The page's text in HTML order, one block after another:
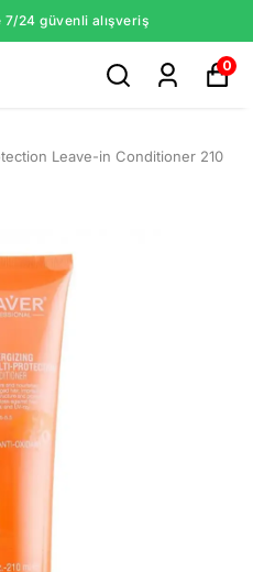
24 güvenli alışveriş
0
Leave-in Conditioner 210